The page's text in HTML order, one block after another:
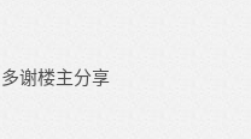
多谢楼主分享